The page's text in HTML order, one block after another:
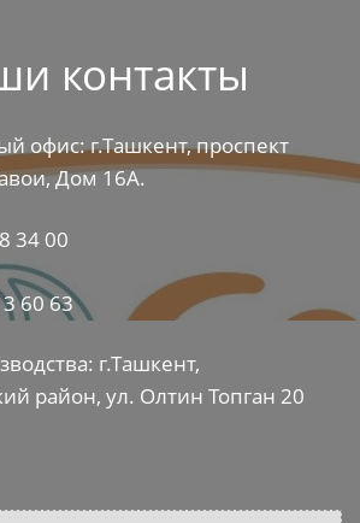
контакты
офис: г.Ташкент, проспект
Дом 16А.
34 00
60 63
г.Ташкент,
район, ул. Олтин Топган 20